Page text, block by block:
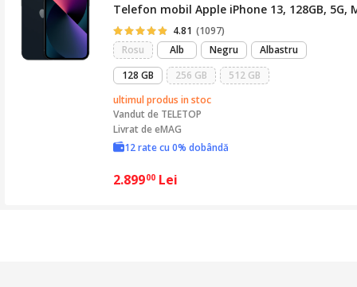
Telefon mobil Apple iPhone 13, 128GB, 5G,
4.81 (1097)
Rosu
Alb Negru
Albastru
128 GB
256 GB
512 GB
ultimul produs in stoc
Vandut de TELETOP
Livrat de eMAG
12 rate cu 0% dobândă
2.89900 Lei